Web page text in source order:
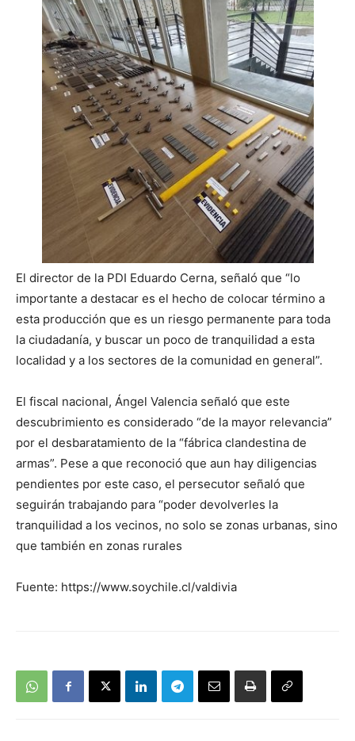
El director de la PDI Eduardo Cerna, señaló que “lo
importante a destacar es el hecho de colocar término a
esta producción que es un riesgo permanente para toda
la ciudadanía, y buscar un poco de tranquilidad a esta
localidad y a los sectores de la comunidad en general”.
El fiscal nacional, Ángel Valencia señaló que este
descubrimiento es considerado “de la mayor relevancia”
por el desbaratamiento de la “fábrica clandestina de
armas”. Pese a que reconoció que aun hay diligencias
pendientes por este caso, el persecutor señaló que
seguirán trabajando para “poder devolverles la
tranquilidad a los vecinos, no solo se zonas urbanas, sino
que también en zonas rurales
Fuente: https://www.soychile.cl/valdivia